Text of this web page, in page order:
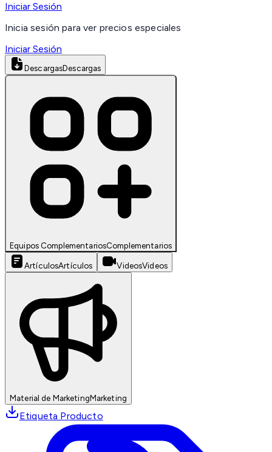
Iniciar Sesión
Inicia sesión para ver precios especiales
Iniciar Sesión
DescargasDescargas
Equipos ComplementariosComplementarios
ArtículosArtículos VideosVideos
Material de MarketingMarketing
Etiqueta Producto